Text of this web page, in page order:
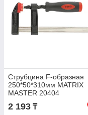
Струбцина F-образная
250*50*310мм MATRIX
MASTER 20404
2 193 ₸